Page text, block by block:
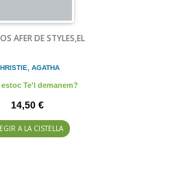
AFER DE STYLES,EL
AGATHA
estoc Te'l demanem?
14,50 €
A LA CISTELLA